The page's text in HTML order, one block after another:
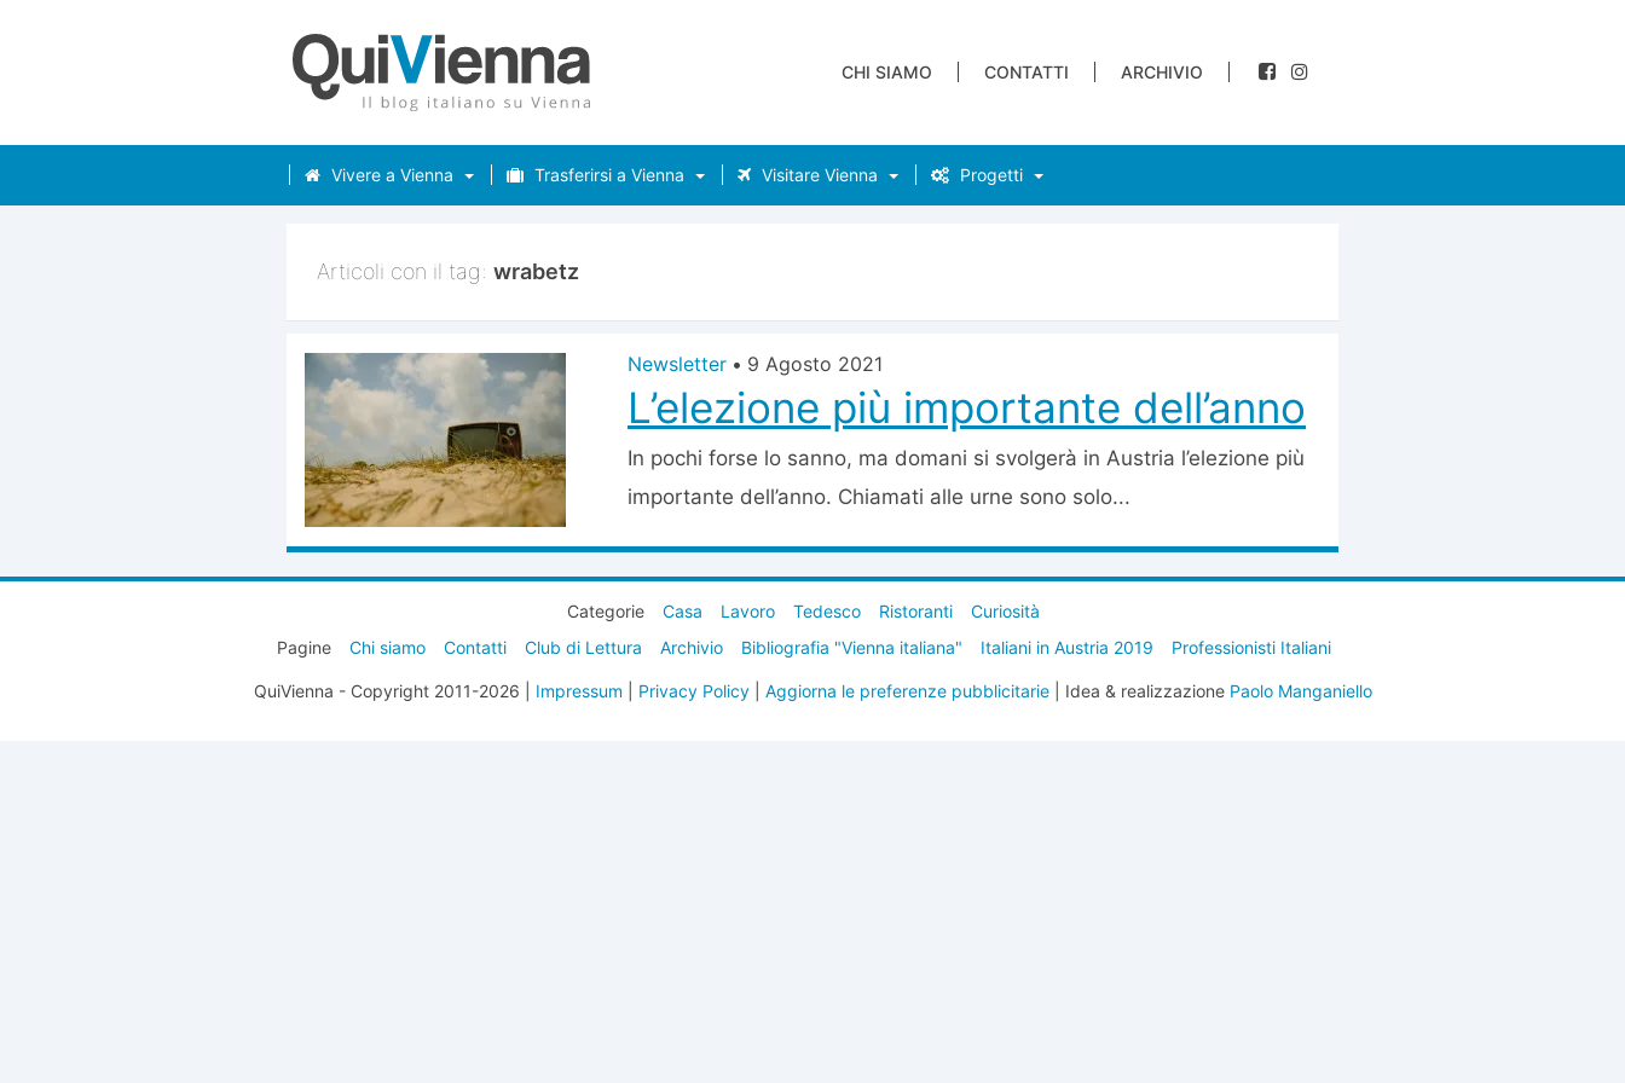
CHI SIAMO CONTATTI ARCHIVIO
Vivere a Vienna Trasferirsi a Vienna Visitare Vienna Progetti
Articoli con il tag: wrabetz
Newsletter • 9 Agosto 2021
L’elezione più importante dell’anno
In pochi forse lo sanno, ma domani si svolgerà in Austria l’elezione più
importante dell’anno. Chiamati alle urne sono solo...
Categorie Casa Lavoro Tedesco Ristoranti
Curiosità
Pagine
Chi siamo Contatti Club di Lettura Archivio Bibliografia "Vienna italiana" Italiani in Austria 2019 Professionisti Italiani
QuiVienna - Copyright 2011-2026 | Impressum Privacy Policy| Aggiorna le preferenze pubblicitarie| Idea & realizzazione Paolo Manganiello